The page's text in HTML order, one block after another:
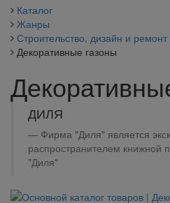
Каталог
Жанры
Строительство, дизайн и ремонт
Декоративные газоны
ДИЛЯ
Фирма "Диля" является
распространителем книжной
"Диля"